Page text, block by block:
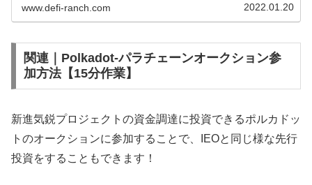
www.defi-ranch.com 2022.01.20
関連｜Polkadot-パラチェーンオークション参
加方法【15分作業】
新進気鋭プロジェクトの資金調達に投資できるポルカドッ
トのオークションに参加することで、IEOと同じ様な先行
投資をすることもできます！